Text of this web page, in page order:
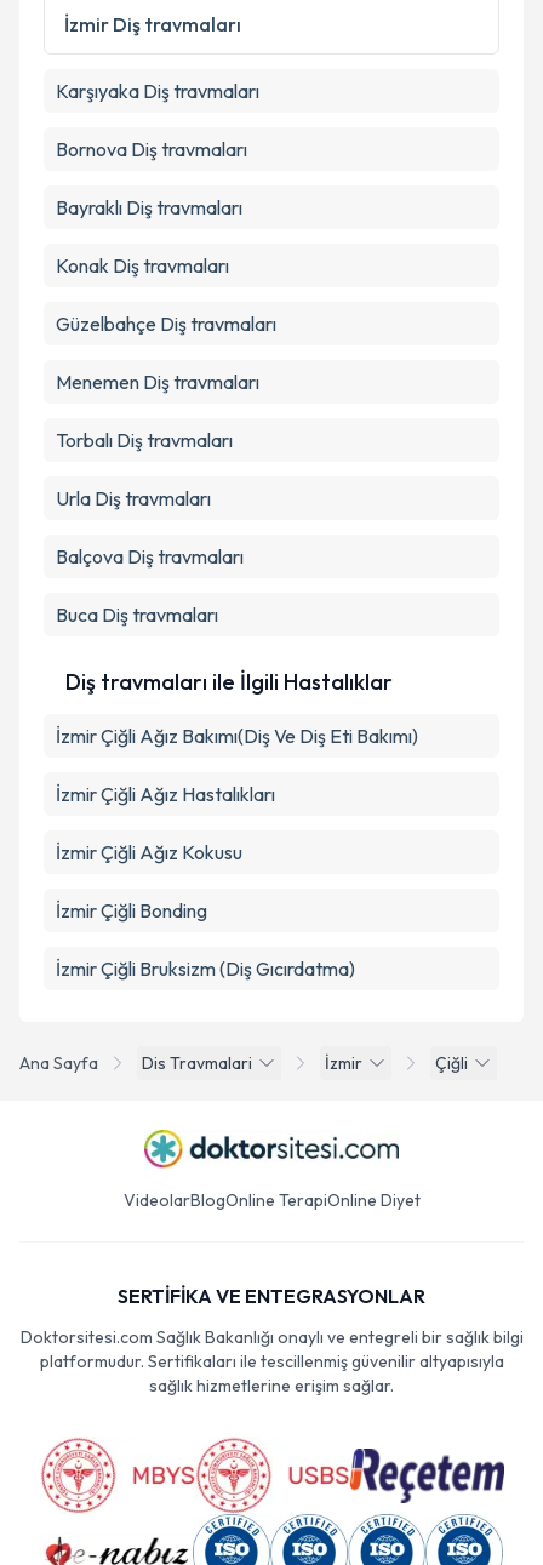
Ana Sayfa Dis Travmalari İzmir Çiğli
İzmir Diş travmaları
Karşıyaka Diş travmaları
Bornova Diş travmaları
Bayraklı Diş travmaları
Konak Diş travmaları
Güzelbahçe Diş travmaları
Menemen Diş travmaları
Torbalı Diş travmaları
Urla Diş travmaları
Balçova Diş travmaları
Buca Diş travmaları
Diş travmaları ile İlgili Hastalıklar
İzmir Çiğli Ağız Bakımı(Diş Ve Diş Eti Bakımı)
İzmir Çiğli Ağız Hastalıkları
İzmir Çiğli Ağız Kokusu
İzmir Çiğli Bonding
İzmir Çiğli Bruksizm (Diş Gıcırdatma)
VideolarBlogOnline TerapiOnline Diyet
SERTİFİKA VE ENTEGRASYONLAR
Doktorsitesi.com Sağlık Bakanlığı onaylı ve entegreli bir sağlık bilgi
platformudur. Sertifikaları ile tescillenmiş güvenilir altyapısıyla
sağlık hizmetlerine erişim sağlar.